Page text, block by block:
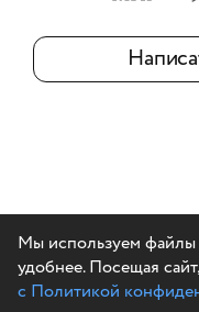
Мы используем файлы
удобнее. Посещая
с Политикой